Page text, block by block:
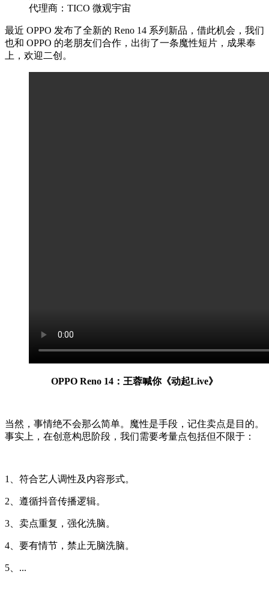
代理商：TICO 微观宇宙
最近 OPPO 发布了全新的 Reno 14 系列新品，借此机会，我们
也和 OPPO 的老朋友们合作，出街了一条魔性短片，成果奉
上，欢迎二创。
OPPO Reno 14：王蓉喊你《动起Live》
当然，事情绝不会那么简单。魔性是手段，记住卖点是目的。
事实上，在创意构思阶段，我们需要考量点包括但不限于：
1、符合艺人调性及内容形式。
2、遵循抖音传播逻辑。
3、卖点重复，强化洗脑。
4、要有情节，禁止无脑洗脑。
5、...